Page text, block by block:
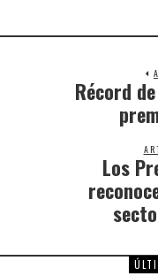
Récord
Los